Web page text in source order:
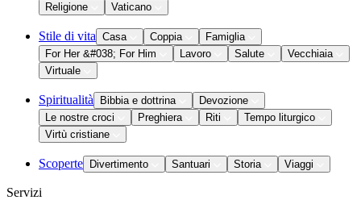
Religione
Vaticano
Stile di vita Casa Coppia
Famiglia
For Her &#038; For Him
Lavoro Salute
Vecchiaia
Virtuale
Spiritualità Bibbia e dottrina
Devozione
Le nostre croci
Preghiera Riti
Tempo liturgico
Virtù cristiane
Scoperte Divertimento Santuari Storia Viaggi
Servizi